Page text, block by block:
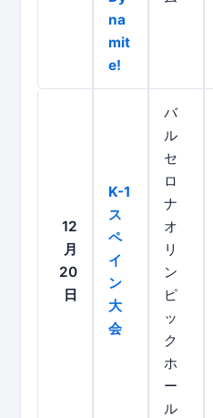
na
mit
e!
12
月
20
日
K-1
ス
ペ
イ
ン
大
会
バ
ル
セ
ロ
ナ
オ
リ
ン
ピ
ッ
ク
ホ
ー
ル